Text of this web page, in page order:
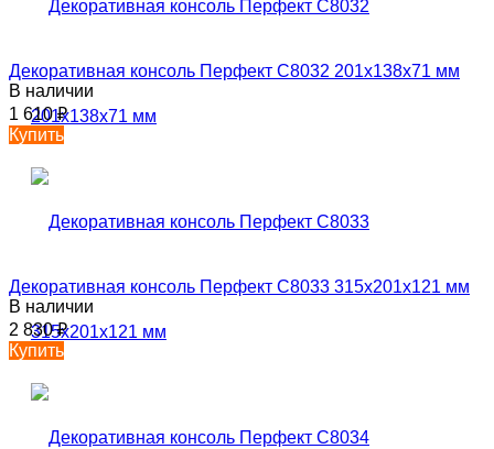
Декоративная консоль Перфект C8032 201х138х71 мм
В наличии
1 610₽
Купить
Декоративная консоль Перфект C8033 315х201х121 мм
В наличии
2 830₽
Купить